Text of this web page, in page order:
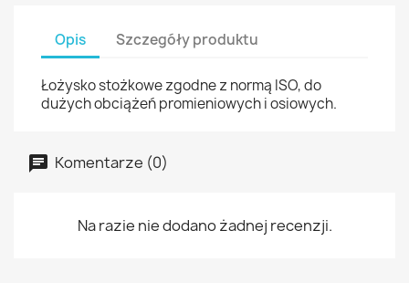
Opis Szczegóły produktu
Łożysko stożkowe zgodne z normą ISO, do
dużych obciążeń promieniowych i osiowych.
Komentarze (0)
Na razie nie dodano żadnej recenzji.